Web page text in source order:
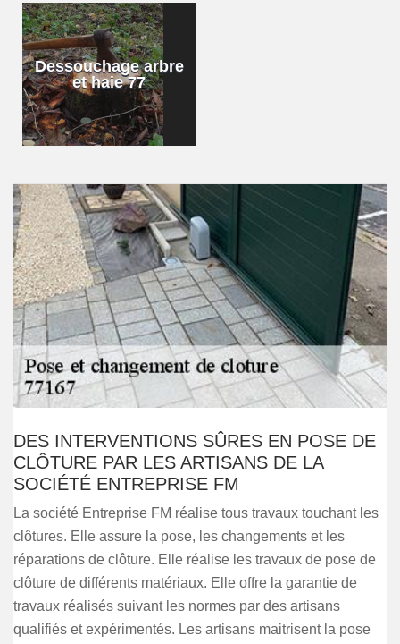
Dessouchage arbre
et haie 77
DES INTERVENTIONS SÛRES EN POSE DE
CLÔTURE PAR LES ARTISANS DE LA
SOCIÉTÉ ENTREPRISE FM
La société Entreprise FM réalise tous travaux touchant les
clôtures. Elle assure la pose, les changements et les
réparations de clôture. Elle réalise les travaux de pose de
clôture de différents matériaux. Elle offre la garantie de
travaux réalisés suivant les normes par des artisans
qualifiés et expérimentés. Les artisans maitrisent la pose